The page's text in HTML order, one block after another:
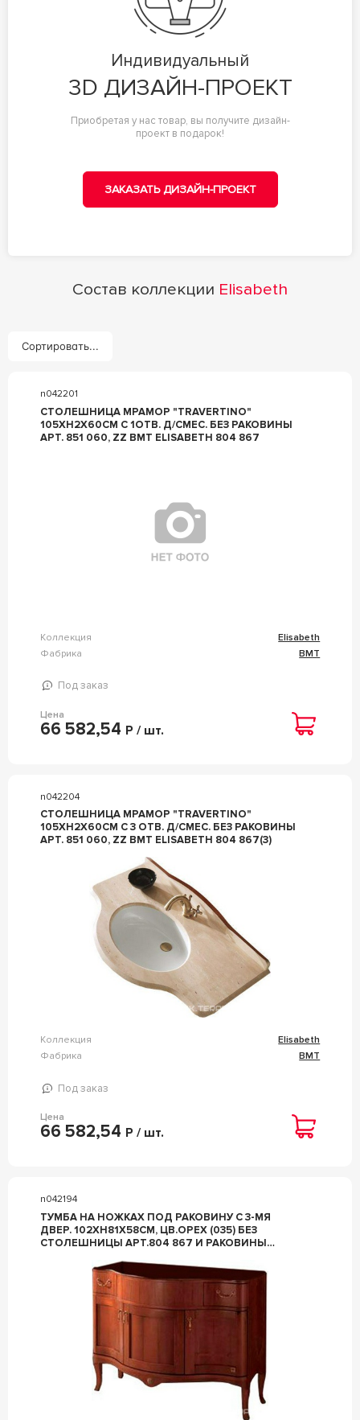
Индивидуальный
3D ДИЗАЙН-ПРОЕКТ
Приобретая у нас товар, вы получите дизайн-
проект в подарок!
ЗАКАЗАТЬ ДИЗАЙН-ПРОЕКТ
Состав коллекции Elisabeth
Сортировать...
n042201
СТОЛЕШНИЦА МРАМОР "TRAVERTINO"
105ХH2Х60СМ С 1ОТВ. Д/СМЕС. БЕЗ РАКОВИНЫ
АРТ. 851 060, ZZ BMT ELISABETH 804 867
Коллекция
Elisabeth
Фабрика
BMT
Под заказ
Цена
66 582,54 Р / шт.
n042204
СТОЛЕШНИЦА МРАМОР "TRAVERTINO"
105ХH2Х60СМ С 3 ОТВ. Д/СМЕС. БЕЗ РАКОВИНЫ
АРТ. 851 060, ZZ BMT ELISABETH 804 867(3)
Коллекция
Elisabeth
Фабрика
BMT
Под заказ
Цена
66 582,54 Р / шт.
n042194
ТУМБА НА НОЖКАХ ПОД РАКОВИНУ С 3-МЯ
ДВЕР. 102ХH81Х58СМ, ЦВ.ОРЕХ (035) БЕЗ
СТОЛЕШНИЦЫ АРТ.804 867 И РАКОВИНЫ